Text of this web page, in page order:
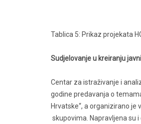
Tablica 5: Prikaz projekata
Sudjelovanje u kreiranju
Centar za istraživanje i
godine predavanja o
Hrvatske“, a organizirano
skupovima. Napravljena su